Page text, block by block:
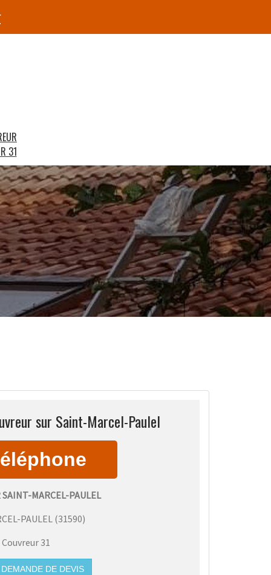
31
sur Saint-Marcel-Paulel
MARCEL-PAULEL
PAULEL (31590)
Couvreur 31
DE DEVIS